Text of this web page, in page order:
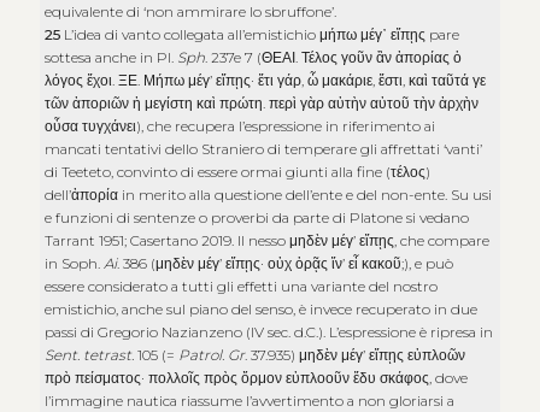
equivalente di ‘non ammirare lo sbruffone’.
25 L’idea di vanto collegata all’emistichioμήπω μέγ᾽ εἴπῃς pare
sottesa anche in Pl. Sph. 237e 7 (ΘΕΑΙ.Τέλος γοῦν ἂν ἀπορίας ὁ
λόγος ἔχοι.ΞΕ. Μήπω μέγ’ εἴπῃς·ἔτι γάρ,ὦ μακάριε,ἔστι,καὶ ταῦτά γε
τῶν ἀποριῶν ἡ μεγίστη καὶ πρώτη.περὶ γὰρ αὐτὴν αὐτοῦ τὴν ἀρχὴν
οὖσα τυγχάνει), che recupera l’espressione in riferimento ai
mancati tentativi dello Straniero di temperare gli affrettati ‘vanti’
di Teeteto, convinto di essere ormai giunti alla fine (τέλος)
dell’ἀπορία in merito alla questione dell’ente e del non-ente. Su usi
e funzioni di sentenze o proverbi da parte di Platone si vedano
Tarrant 1951; Casertano 2019. Il nessoμηδὲν μέγ’ εἴπῃς, che compare
in Soph.Ai. 386 (μηδὲν μέγ’ εἴπῃς· οὐχ ὁρᾷς ἵν’ εἶ κακοῦ;), e può
essere considerato a tutti gli effetti una variante del nostro
emistichio, anche sul piano del senso, è invece recuperato in due
passi di Gregorio Nazianzeno (IV sec. d.C.). L’espressione è ripresa in
Sent. tetrast. 105 (= Patrol. Gr. 37.935)μηδὲν μέγ’ εἴπῃς εὐπλοῶν
πρὸ πείσματος· πολλοῖς πρὸς ὅρμον εὐπλοοῦν ἔδυ σκάφος, dove
l’immagine nautica riassume l’avvertimento a non gloriarsi a